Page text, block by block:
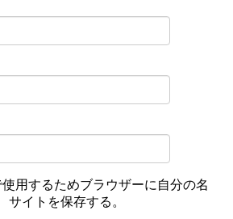
用するためブラウザーに自分の名
サイトを保存する。